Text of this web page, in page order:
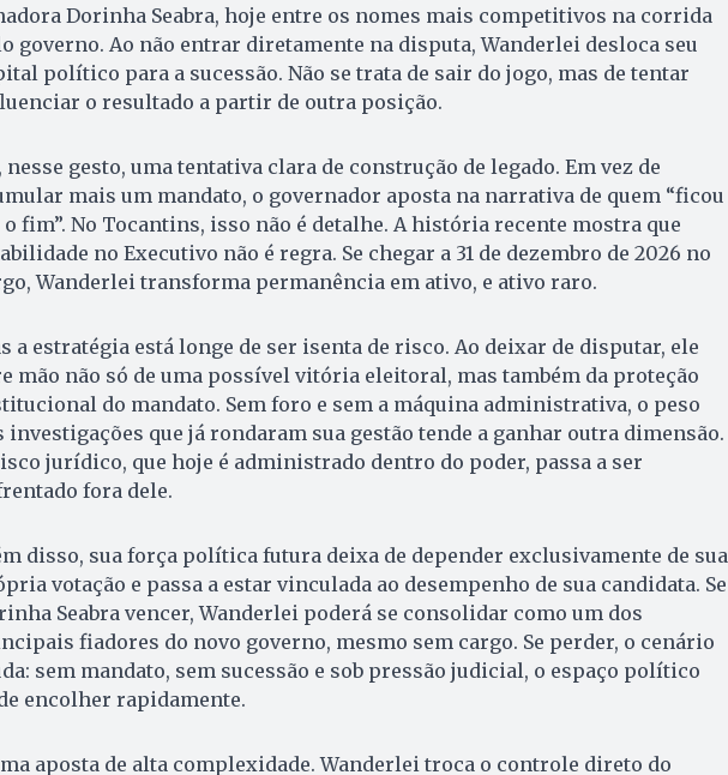
Dorinha Seabra, hoje entre os nomes mais competitivos na corrida
governo. Ao não entrar diretamente na disputa, Wanderlei desloca seu
político para a sucessão. Não se trata de sair do jogo, mas de tentar
o resultado a partir de outra posição.
nesse gesto, uma tentativa clara de construção de legado. Em vez de
mais um mandato, o governador aposta na narrativa de quem “ficou
o fim”. No Tocantins, isso não é detalhe. A história recente mostra que
no Executivo não é regra. Se chegar a 31 de dezembro de 2026 no
Wanderlei transforma permanência em ativo, e ativo raro.
a estratégia está longe de ser isenta de risco. Ao deixar de disputar, ele
mão não só de uma possível vitória eleitoral, mas também da proteção
do mandato. Sem foro e sem a máquina administrativa, o peso
investigações que já rondaram sua gestão tende a ganhar outra dimensão.
jurídico, que hoje é administrado dentro do poder, passa a ser
fora dele.
disso, sua força política futura deixa de depender exclusivamente de sua
votação e passa a estar vinculada ao desempenho de sua candidata. Se
Seabra vencer, Wanderlei poderá se consolidar como um dos
fiadores do novo governo, mesmo sem cargo. Se perder, o cenário
sem mandato, sem sucessão e sob pressão judicial, o espaço político
encolher rapidamente.
aposta de alta complexidade. Wanderlei troca o controle direto do